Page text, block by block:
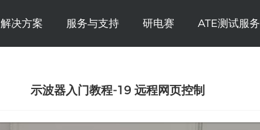
解决方案 服务与支持 研电赛 ATE测试服务
示波器入门教程-19 远程网页控制